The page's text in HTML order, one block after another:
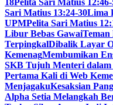
18 Pelita Sari Matius
Sari Matius 13:24-30Lima
UPMPelita Sari Matius
Libur Bebas GawaiTeman
TerpingkalDibalik Layar
KemenagMembumikan
SKB Tujuh Menteri
Pertama Kali di Web
MenjagakuKesaksian
Alpha Setia Melangkah